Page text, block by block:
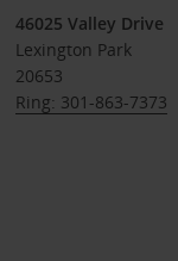
46025 Valley Drive
Lexington Park
20653
Ring: 301-863-7373